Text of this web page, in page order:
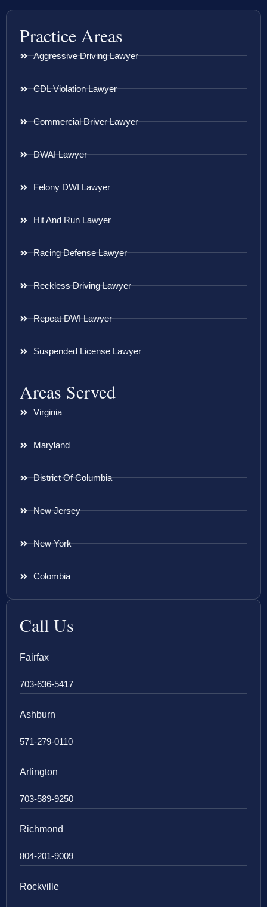
Practice Areas
Aggressive Driving Lawyer
CDL Violation Lawyer
Commercial Driver Lawyer
DWAI Lawyer
Felony DWI Lawyer
Hit And Run Lawyer
Racing Defense Lawyer
Reckless Driving Lawyer
Repeat DWI Lawyer
Suspended License Lawyer
Areas Served
Virginia
Maryland
District Of Columbia
New Jersey
New York
Colombia
Call Us
Fairfax
703-636-5417
Ashburn
571-279-0110
Arlington
703-589-9250
Richmond
804-201-9009
Rockville